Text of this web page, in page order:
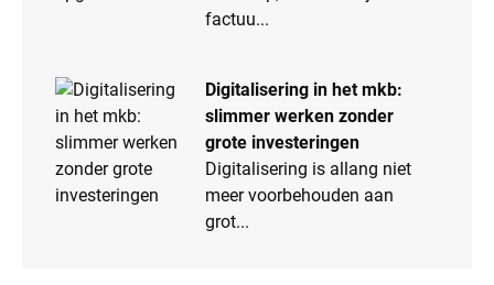
factuu...
Digitalisering in het mkb:
slimmer werken zonder
grote investeringen
Digitalisering is allang niet
meer voorbehouden aan
grot...